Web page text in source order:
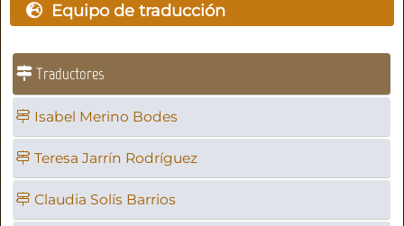
Equipo de traducción
Traductores
Isabel Merino Bodes
Teresa Jarrín Rodríguez
Claudia Solís Barrios